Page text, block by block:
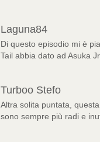
Laguna84
Di questo episodio mi è
Tail abbia dato ad Asuka
Turboo Stefo
Altra solita puntata,
sono sempre più radi e